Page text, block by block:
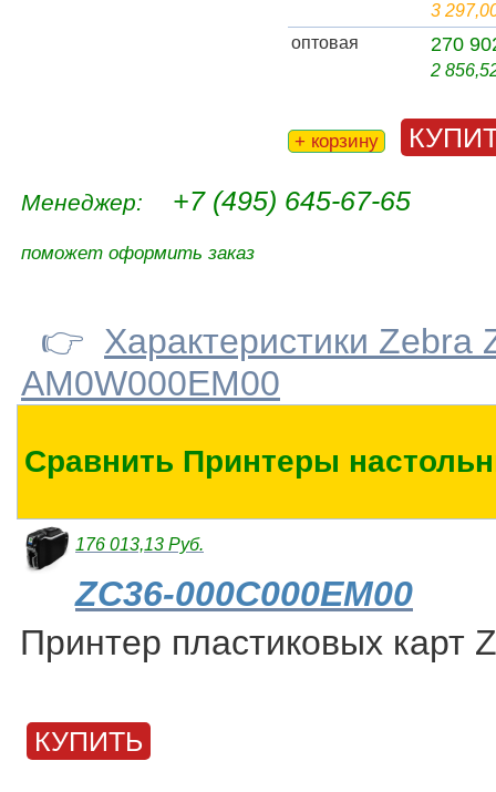
3
оптовая
270
2
+ корзину
Менеджер: +7 (495) 645-67-65
поможет оформить заказ
👉 Характеристики Zebra
AM0W000EM00
Сравнить Принтеры
176 013,13 Руб.
ZC36-000C000EM00
Принтер пластиковых карт
КУПИТЬ